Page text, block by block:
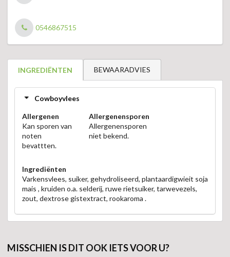
0546867515
INGREDIËNTEN BEWAARADVIES
Cowboyvlees
Allergenen
Kan sporen van
noten
bevattten.
Allergenensporen
Allergenensporen
niet bekend.
Ingrediënten
Varkensvlees, suiker, gehydroliseerd, plantaardigwieit soja
mais , kruiden o.a. selderij, ruwe rietsuiker, tarwevezels,
zout, dextrose gistextract, rookaroma .
MISSCHIEN IS DIT OOK IETS VOOR U?